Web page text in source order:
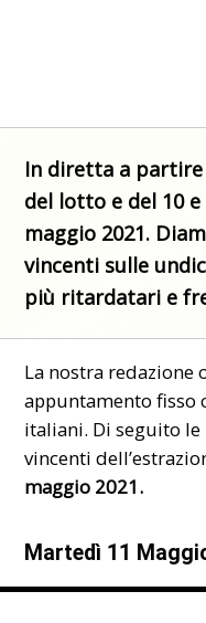
In diretta a
del lotto e del 10
maggio 2021.
vincenti sulle
più ritardatari e
La nostra redazione
appuntamento fisso
italiani. Di seguito
vincenti
maggio 2021.
Martedì 11